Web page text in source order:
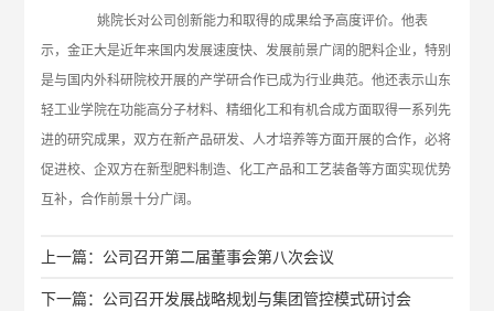
姚院长对公司创新能力和取得的成果给予高度评价。他表
示，金正大是近年来国内发展速度快、发展前景广阔的肥料企业，特别
是与国内外科研院校开展的产学研合作已成为行业典范。他还表示山东
轻工业学院在功能高分子材料、精细化工和有机合成方面取得一系列先
进的研究成果，双方在新产品研发、人才培养等方面开展的合作，必将
促进校、企双方在新型肥料制造、化工产品和工艺装备等方面实现优势
互补，合作前景十分广阔。
上一篇：公司召开第二届董事会第八次会议
下一篇：公司召开发展战略规划与集团管控模式研讨会